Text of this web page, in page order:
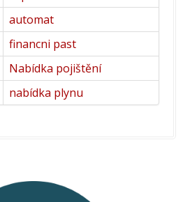
automat
financni past
Nabídka pojištění
nabídka plynu